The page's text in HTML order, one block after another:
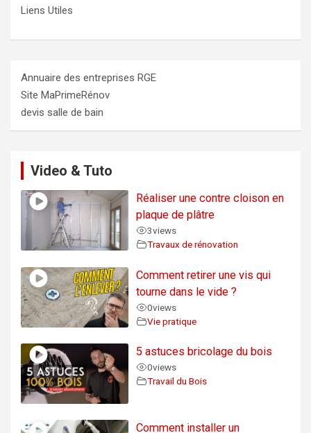
Liens Utiles
Annuaire des entreprises RGE
Site MaPrimeRénov
devis salle de bain
Video & Tuto
Réaliser une contre cloison en
plaque de plâtre
3views
Travaux de rénovation
Comment retirer une vis qui
tourne dans le vide ?
0views
Vie pratique
5 astuces bricolage du bois
0views
Travail du Bois
Comment installer un